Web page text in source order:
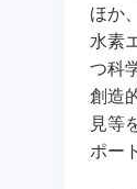
ほか
水素
つ科
創造
見等
ポー